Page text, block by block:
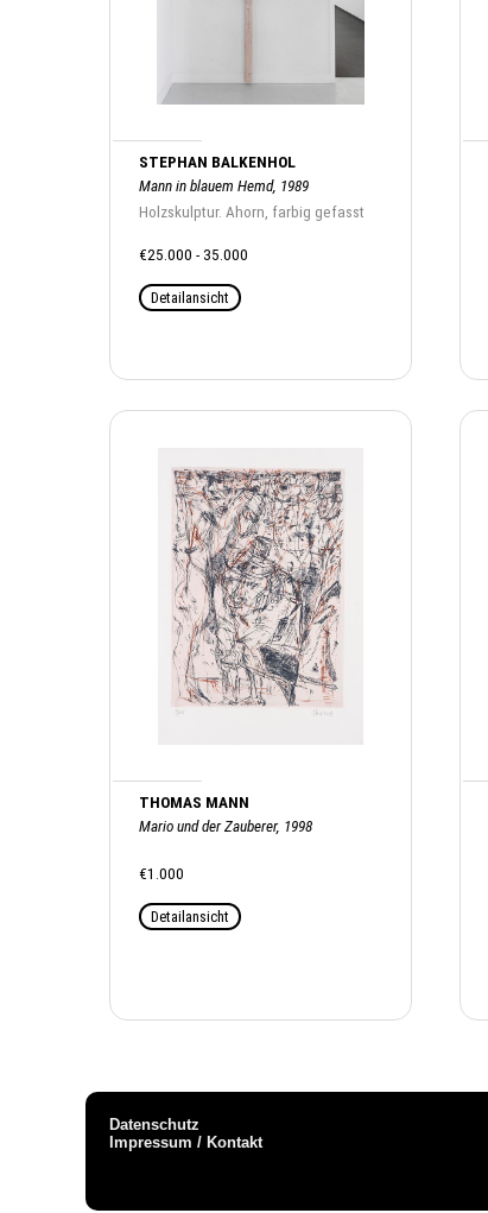
STEPHAN BALKENHOL
Mann in blauem Hemd, 1989
Holzskulptur. Ahorn, farbig gefasst
€25.000 - 35.000
Detailansicht
THOMAS MANN
Mario und der Zauberer, 1998
€1.000
Detailansicht
Datenschutz
Impressum / Kontakt